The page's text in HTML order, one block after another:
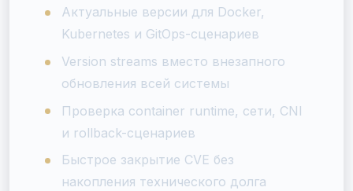
Актуальные версии для Docker,
Kubernetes и GitOps-сценариев
Version streams вместо внезапного
обновления всей системы
Проверка container runtime, сети, CNI
и rollback-сценариев
Быстрое закрытие CVE без
накопления технического долга